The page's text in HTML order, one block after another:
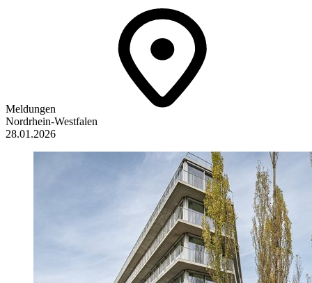
Meldungen
Nordrhein-Westfalen
28.01.2026